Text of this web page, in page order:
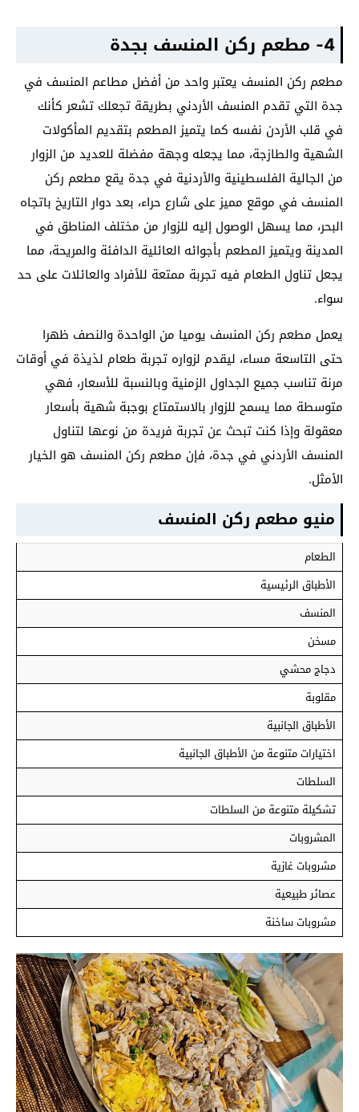
4- مطعم ركن المنسف بجدة
مطعم ركن المنسف يعتبر واحد من أفضل مطاعم المنسف في
جدة التي تقدم المنسف الأردني بطريقة تجعلك تشعر كأنك
في قلب الأردن نفسه كما يتميز المطعم بتقديم المأكولات
الشهية والطازجة، مما يجعله وجهة مفضلة للعديد من الزوار
من الجالية الفلسطينية والأردنية في جدة يقع مطعم ركن
المنسف في موقع مميز على شارع حراء، بعد دوار التاريخ باتجاه
البحر، مما يسهل الوصول إليه للزوار من مختلف المناطق في
المدينة ويتميز المطعم بأجوائه العائلية الدافئة والمريحة، مما
يجعل تناول الطعام فيه تجربة ممتعة للأفراد والعائلات على حد
سواء.
يعمل مطعم ركن المنسف يوميا من الواحدة والنصف ظهرا
حتى التاسعة مساء، ليقدم لزواره تجربة طعام لذيذة في أوقات
مرنة تناسب جميع الجداول الزمنية وبالنسبة للأسعار، فهي
متوسطة مما يسمح للزوار بالاستمتاع بوجبة شهية بأسعار
معقولة وإذا كنت تبحث عن تجربة فريدة من نوعها لتناول
المنسف الأردني في جدة، فإن مطعم ركن المنسف هو الخيار
الأمثل.
منيو مطعم ركن المنسف
الطعام
الأطباق الرئيسية
المنسف
مسخن
دجاج محشي
مقلوبة
الأطباق الجانبية
اختيارات متنوعة من الأطباق الجانبية
السلطات
تشكيلة متنوعة من السلطات
المشروبات
مشروبات غازية
عصائر طبيعية
مشروبات ساخنة